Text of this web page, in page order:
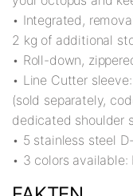
• Integrated,
2 kg of additional
• Roll-down,
• Line Cutter
(sold separately,
dedicated shoulder
• 5 stainless steel
• 3 colors